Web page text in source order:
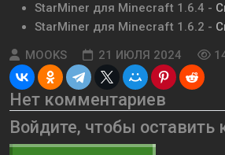
StarMiner для Minecraft 1.6.4 -
StarMiner для Minecraft 1.6.2 -
MOOKS
21 ИЮЛЯ 2024
Нет комментариев
Войдите, чтобы оставить